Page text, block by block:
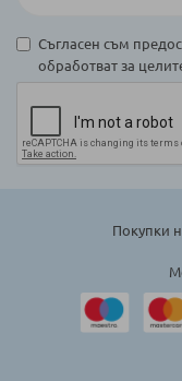
Съгласен съм
обработват за
Покупки